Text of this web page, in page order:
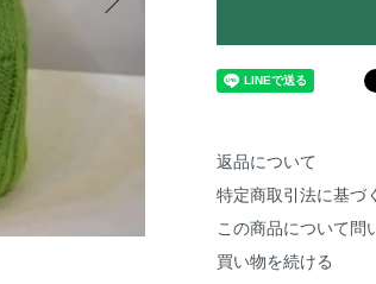
返品について
特定商取引法に基づ
この商品について問
買い物を続ける